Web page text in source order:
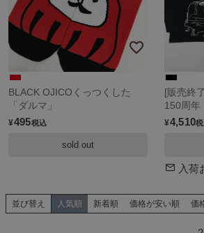
BLACK OJICOくっつくした
「ダルマ」
¥495税込
sold out
[販売終
150周年
¥4,510
入荷
並び替え 人気順 新着順 価格が安い順 価